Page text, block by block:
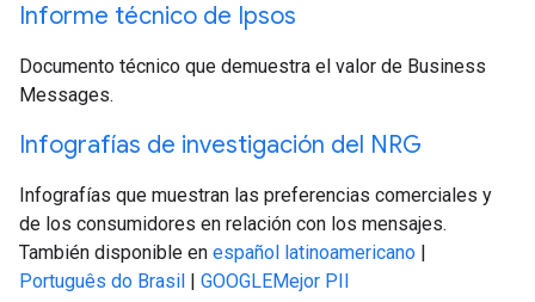
Informe técnico de Ipsos
Documento técnico que demuestra el valor de Business
Messages.
Infografías de investigación del NRG
Infografías que muestran las preferencias comerciales y
de los consumidores en relación con los mensajes.
También disponible en español latinoamericano |
Português do Brasil | GOOGLEMejor PII